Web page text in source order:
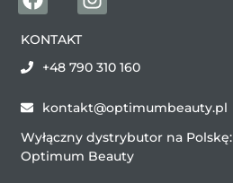
KONTAKT
+48 790 310 160
kontakt@optimumbeauty.pl
Wyłączny dystrybutor na Polskę:
Optimum Beauty